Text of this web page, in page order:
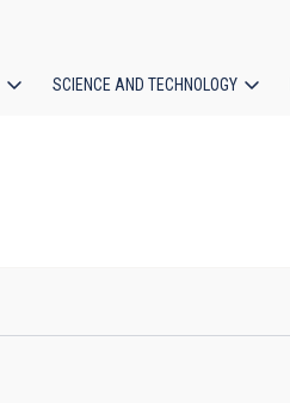
SCIENCE AND TECHNOLOGY